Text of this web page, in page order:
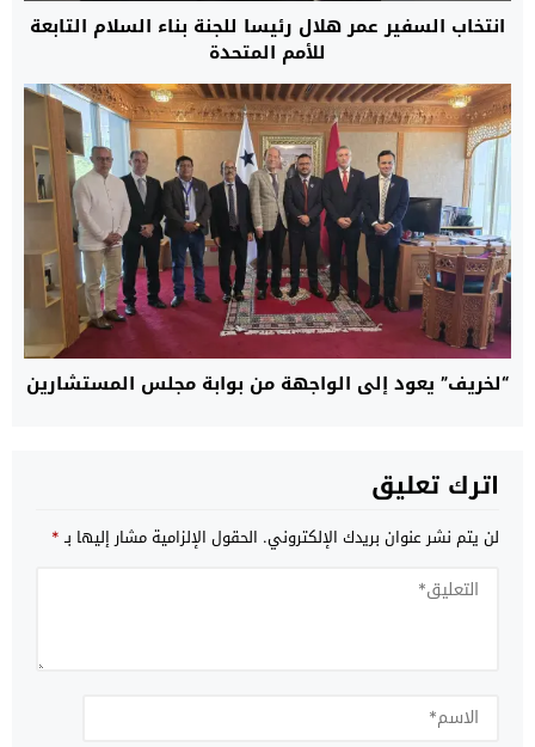
انتخاب السفير عمر هلال رئيسا للجنة بناء السلام التابعة
للأمم المتحدة
“لخريف” يعود إلى الواجهة من بوابة مجلس المستشارين
اترك تعليق
لن يتم نشر عنوان بريدك الإلكتروني. الحقول الإلزامية مشار إليها بـ*